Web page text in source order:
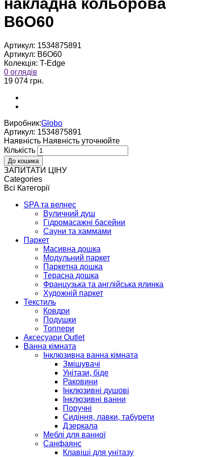
B6O60
Артикул: 1534875891
Артикул: B6O60
Колекція: T-Edge
0 оглядів
19 074 грн.
Виробник:Globo
Артикул: 1534875891
Наявнiсть Наявнiсть уточнюйте
Кількість
ЗАПИТАТИ ЦІНУ
Categories
Всі Категорії
SPA та велнес
Вуличний душ
Гідромасажні басейни
Сауни та хаммами
Паркет
Масивна дошка
Модульний паркет
Паркетна дошка
Терасна дошка
Французька та англійська ялинка
Художній паркет
Текстиль
Ковдри
Подушки
Топпери
Аксесуари Outlet
Ванна кімната
Інклюзивна ванна кімната
Змішувачі
Унітази, біде
Раковини
Інклюзивні душові
Інклюзивні ванни
Поручні
Сидіння, лавки, табурети
Дзеркала
Меблі для ванної
Санфаянс
Клавіші для унітазу